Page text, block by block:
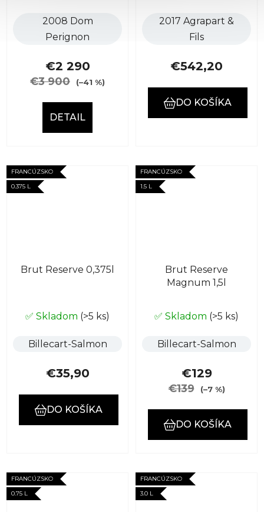
2008 Dom
Perignon
€2 290
€3 900 (–41 %)
DETAIL
2017 Agrapart &
Fils
€542,20
DO KOŠÍKA
FRANCÚZSKO
0.375 L
Brut Reserve 0,375l
✅ Skladom (>5 ks)
Billecart-Salmon
€35,90
DO KOŠÍKA
FRANCÚZSKO
1.5 L
Brut Reserve
Magnum 1,5l
✅ Skladom (>5 ks)
Billecart-Salmon
€129
€139 (–7 %)
DO KOŠÍKA
FRANCÚZSKO
0.75 L
FRANCÚZSKO
3.0 L